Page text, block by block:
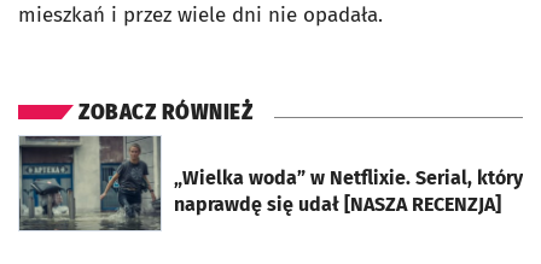
mieszkań i przez wiele dni nie opadała.
ZOBACZ RÓWNIEŻ
„Wielka woda” w Netflixie. Serial, który
naprawdę się udał [NASZA RECENZJA]
otworzy się w nowej karcie